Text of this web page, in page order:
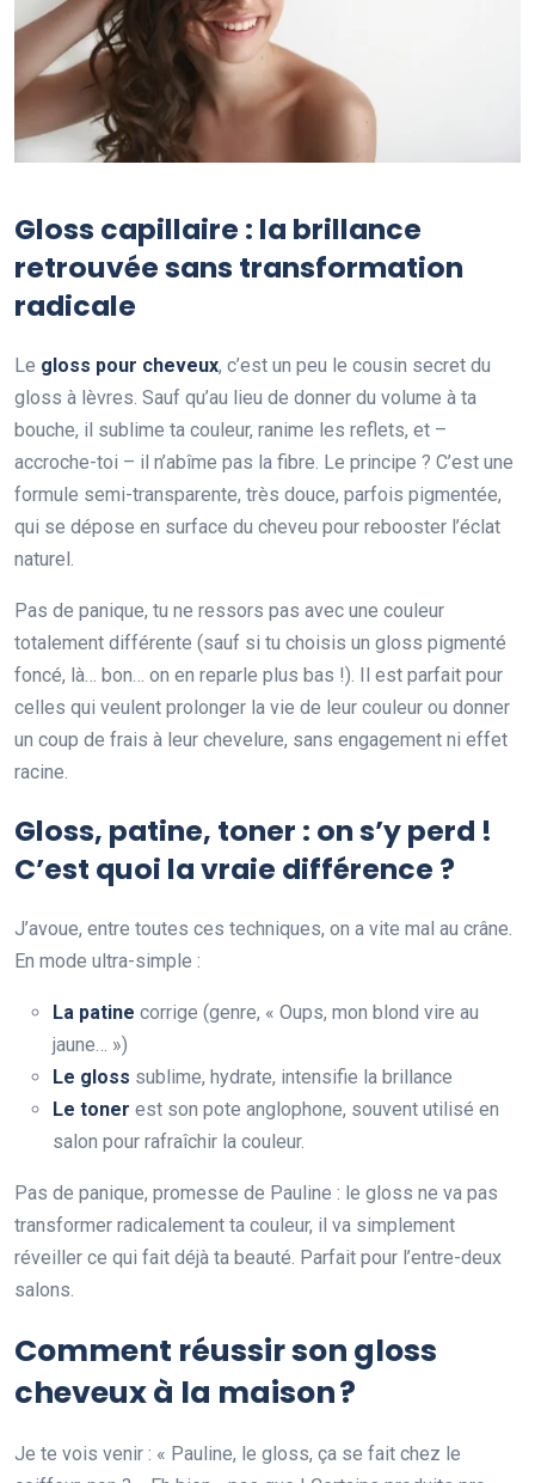
Gloss capillaire : la brillance
retrouvée sans transformation
radicale
Le gloss pour cheveux, c’est un peu le cousin secret du
gloss à lèvres. Sauf qu’au lieu de donner du volume à ta
bouche, il sublime ta couleur, ranime les reflets, et –
accroche-toi – il n’abîme pas la fibre. Le principe ? C’est une
formule semi-transparente, très douce, parfois pigmentée,
qui se dépose en surface du cheveu pour rebooster l’éclat
naturel.
Pas de panique, tu ne ressors pas avec une couleur
totalement différente (sauf si tu choisis un gloss pigmenté
foncé, là… bon… on en reparle plus bas !). Il est parfait pour
celles qui veulent prolonger la vie de leur couleur ou donner
un coup de frais à leur chevelure, sans engagement ni effet
racine.
Gloss, patine, toner : on s’y perd !
C’est quoi la vraie différence ?
J’avoue, entre toutes ces techniques, on a vite mal au crâne.
En mode ultra-simple :
La patine corrige (genre, « Oups, mon blond vire au
jaune… »)
Le gloss sublime, hydrate, intensifie la brillance
Le toner est son pote anglophone, souvent utilisé en
salon pour rafraîchir la couleur.
Pas de panique, promesse de Pauline : le gloss ne va pas
transformer radicalement ta couleur, il va simplement
réveiller ce qui fait déjà ta beauté. Parfait pour l’entre-deux
salons.
Comment réussir son gloss
cheveux à la maison ?
Je te vois venir : « Pauline, le gloss, ça se fait chez le